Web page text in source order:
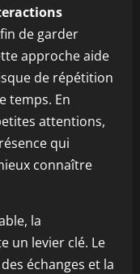
de garder
approche aide
de répétition
temps. En
attentions,
qui
connaître
la
un levier clé. Le
échanges et la